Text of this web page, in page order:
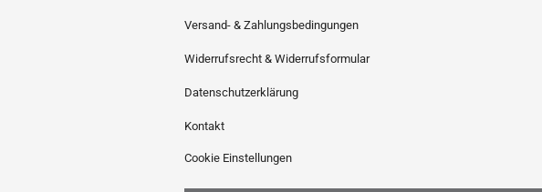
Versand- & Zahlungsbedingungen
Widerrufsrecht & Widerrufsformular
Datenschutzerklärung
Kontakt
Cookie Einstellungen